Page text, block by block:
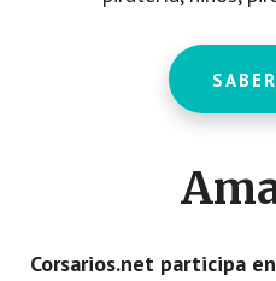
Corsarios.net participa